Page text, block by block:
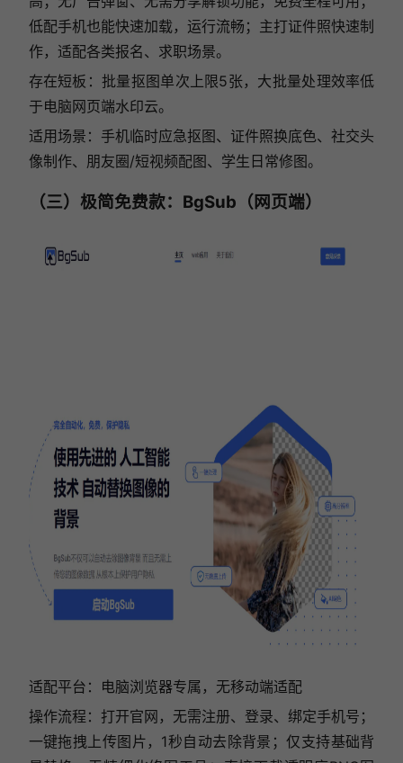
低配手机也能快速加载，运行流畅；主打证件照快速制
作，适配各类报名、求职场景。
存在短板：批量抠图单次上限5张，大批量处理效率低
于电脑网页端水印云。
适用场景：手机临时应急抠图、证件照换底色、社交头
像制作、朋友圈/短视频配图、学生日常修图。
（三）极简免费款：BgSub（网页端）
适配平台：电脑浏览器专属，无移动端适配
操作流程：打开官网，无需注册、登录、绑定手机号；
一键拖拽上传图片，1秒自动去除背景；仅支持基础背